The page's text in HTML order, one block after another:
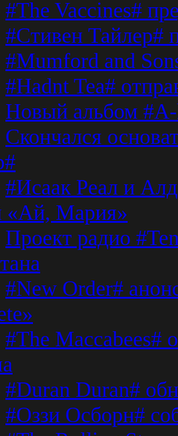
#The Vaccines#
#Стивен Тайлер#
#Mumford and
#Hadnt Tea#
Новый альбом #A-
Скончался
#Исаак Реал и
«Ай, Мария»
Проект радио
#New Order#
#The Maccabees#
#Duran Duran#
#Оззи Осборн#